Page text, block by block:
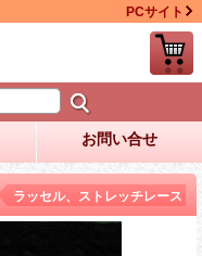
PCサイト
お問い合せ
ラッセル、ストレッチレース